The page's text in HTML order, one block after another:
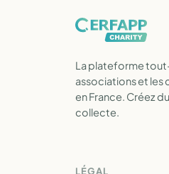
La plateforme
associations et les
en France. Créez
collecte.
LÉGAL